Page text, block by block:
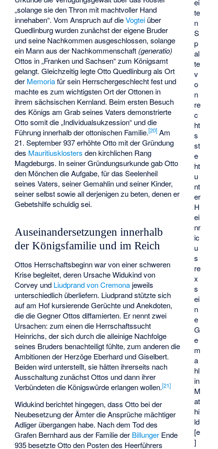
ei
te
n
S
p
al
te
v
o
n
re
c
ht
s
st
e
ht
u
nt
er
H
ei
nr
ic
u
s
re
x
s
ei
n
e
G
e
m
a
hl
in
M
at
hi
ld
[e
]
„solange sie den Thron mit machtvoller Hand
innehaben“. Vom Anspruch auf dieVogtei über
Quedlinburg wurden zunächst der eigene Bruder
und seine Nachkommen ausgeschlossen, solange
ein Mann aus der Nachkommenschaft (generatio)
Ottos in „Franken und Sachsen“ zum Königsamt
gelangt. Gleichzeitig legte Otto Quedlinburg als Ort
der Memoriafür sein Herrschergeschlecht fest und
machte es zum wichtigsten Ort der Ottonen in
ihrem sächsischen Kernland. Beim ersten Besuch
des Königs am Grab seines Vaters demonstrierte
Otto somit die „Individualsukzession“ und die
Führung innerhalb der ottonischen Familie.[20] Am
21. September 937 erhöhte Otto mit der Gründung
des Mauritiusklosters den kirchlichen Rang
Magdeburgs. In seiner Gründungsurkunde gab Otto
den Mönchen die Aufgabe, für das Seelenheil
seines Vaters, seiner Gemahlin und seiner Kinder,
seiner selbst sowie all derjenigen zu beten, denen er
Gebetshilfe schuldig sei.
Auseinandersetzungen innerhalb
der Königsfamilie und im Reich
Ottos Herrschaftsbeginn war von einer schweren
Krise begleitet, deren Ursache Widukind von
Corvey und Liudprand von Cremona jeweils
unterschiedlich überliefern. Liudprand stützte sich
auf am Hof kursierende Gerüchte und Anekdoten,
die die Gegner Ottos diffamierten. Er nennt zwei
Ursachen: zum einen die Herrschaftssucht
Heinrichs, der sich durch die alleinige Nachfolge
seines Bruders benachteiligt fühlte, zum anderen die
Ambitionen der Herzöge Eberhard und Giselbert.
Beiden wird unterstellt, sie hätten ihrerseits nach
Ausschaltung zunächst Ottos und dann ihrer
Verbündeten die Königswürde erlangen wollen.[21]
Widukind berichtet hingegen, dass Otto bei der
Neubesetzung der Ämter die Ansprüche mächtiger
Adliger übergangen habe. Nach dem Tod des
Grafen Bernhardaus der Familie der Billunger Ende
935 besetzte Otto den Posten des Heerführers